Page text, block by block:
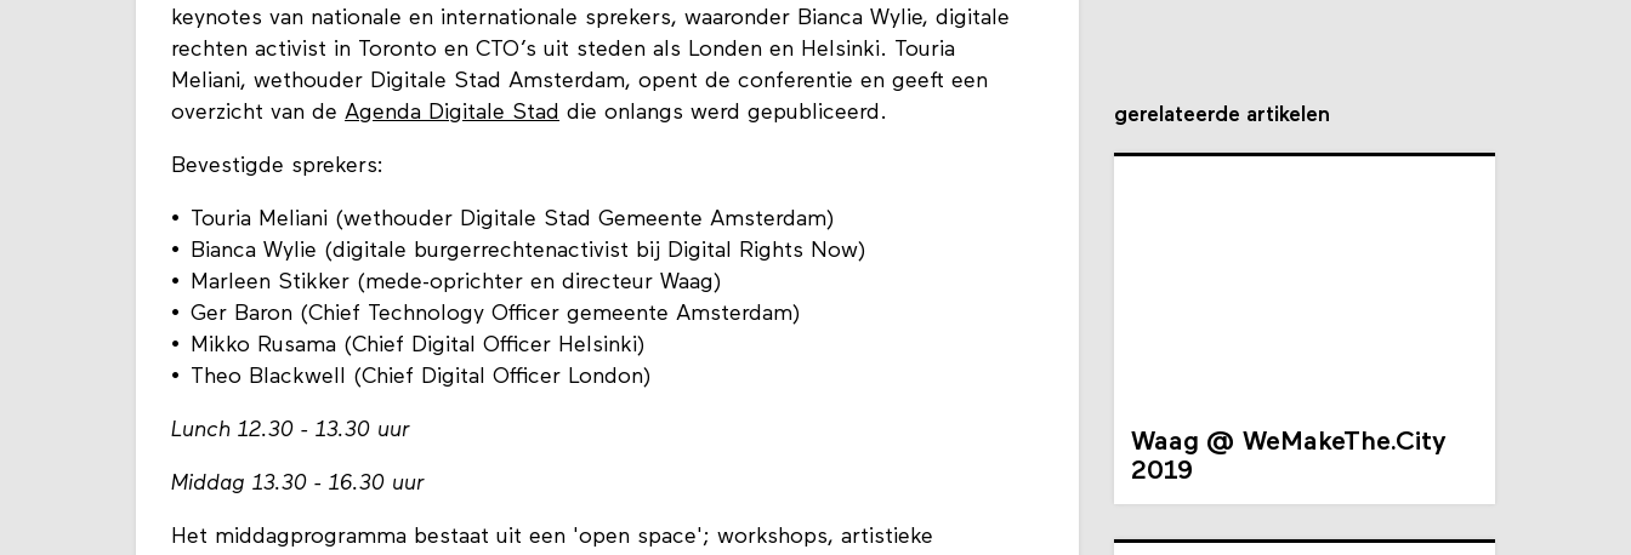
keynotes van nationale en internationale sprekers, waaronder Bianca Wylie, digitale
rechten activist in Toronto en CTO’s uit steden als Londen en Helsinki. Touria
Meliani, wethouder Digitale Stad Amsterdam, opent de conferentie en geeft een
overzicht van de Agenda Digitale Stad die onlangs werd gepubliceerd.
Bevestigde sprekers:
Touria Meliani (wethouder Digitale Stad Gemeente Amsterdam)
Bianca Wylie (digitale burgerrechtenactivist bij Digital Rights Now)
Marleen Stikker (mede-oprichter en directeur Waag)
Ger Baron (Chief Technology Officer gemeente Amsterdam)
Mikko Rusama (Chief Digital Officer Helsinki)
Theo Blackwell (Chief Digital Officer London)
Lunch 12.30 - 13.30 uur
Middag 13.30 - 16.30 uur
Het middagprogramma bestaat uit een 'open space'; workshops, artistieke
gerelateerde artikelen
Waag @ WeMakeThe.City
2019